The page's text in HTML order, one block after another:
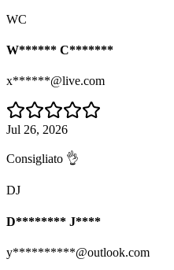
WC
W****** C*******
x******@live.com
Jul 26, 2026
Consigliato 👌
DJ
D******** J****
y**********@outlook.com